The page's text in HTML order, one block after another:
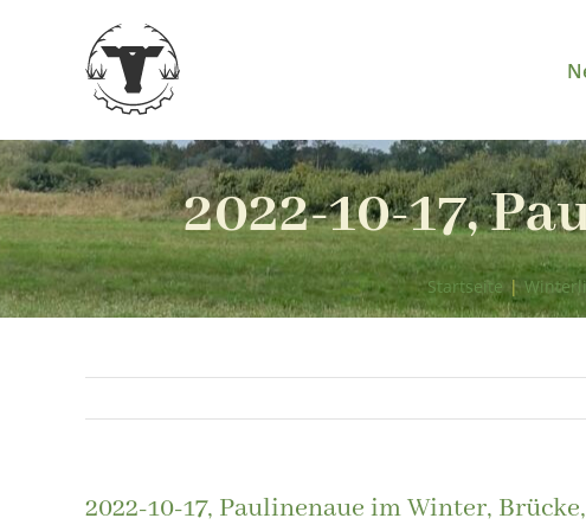
2022-10-17,
Startseite |
2022-10-17, Paulinenaue im Winter,